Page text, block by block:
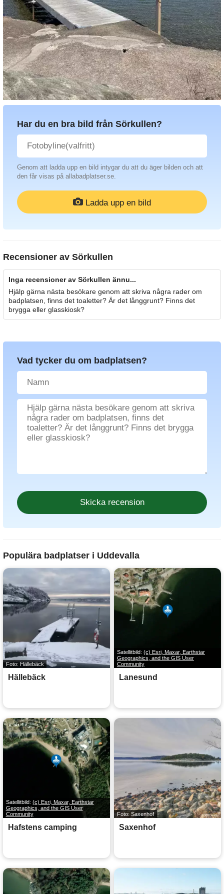
Har du en bra bild från Sörkullen?
Genom att ladda upp en bild intygar du att du äger bilden och att
den får visas på allabadplatser.se.
Ladda upp en bild
Recensioner av Sörkullen
Inga recensioner av Sörkullen ännu...
Hjälp gärna nästa besökare genom att skriva några rader om
badplatsen, finns det toaletter? Är det långgrunt? Finns det
brygga eller glasskiosk?
Vad tycker du om badplatsen?
Populära badplatser i Uddevalla
Foto: Hällebäck
Hällebäck
Satellitbild: (c) Esri, Maxar, Earthstar
Geographics, and the GIS User
Community
Lanesund
Satellitbild: (c) Esri, Maxar, Earthstar
Geographics, and the GIS User
Community
Hafstens camping
Foto: Saxenhof
Saxenhof